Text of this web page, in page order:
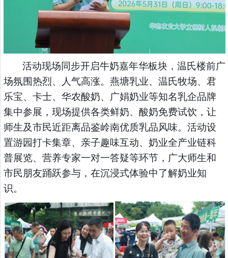
活动现场同步开启牛奶嘉年华板块，温氏楼前广
场氛围热烈、人气高涨。燕塘乳业、温氏牧场、君
乐宝、卡士、华农酸奶、广娟奶业等知名乳企品牌
集中参展，现场提供各类鲜奶、酸奶免费试饮，让
师生及市民近距离品鉴岭南优质乳品风味。活动设
置游园打卡集章、亲子趣味互动、奶业全产业链科
普展览、营养专家一对一答疑等环节，广大师生和
市民朋友踊跃参与，在沉浸式体验中了解奶业知
识。